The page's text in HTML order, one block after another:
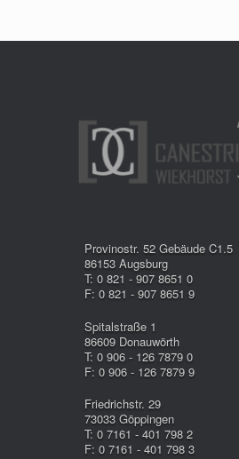
Provinostr. 52 Gebäude C1.5
86153 Augsburg
T: 0 821 - 907 8651 0
F: 0 821 - 907 8651 9
Spitalstraße 1
86609 Donauwörth
T: 0 906 - 126 7879 0
F: 0 906 - 126 7879 9
Friedrichstr. 29
73033 Göppingen
T: 0 7161 - 401 798 2
F: 0 7161 - 401 798 3